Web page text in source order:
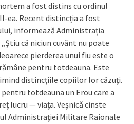
a fost distins cu ordinul
ea. Recent distincția a fost
informează Administrația
că niciun cuvânt nu poate
pierderea unui fiu este o
pentru totdeauna. Este
distincțiile copiilor lor căzuți.
totdeauna un Erou care a
lucru — viața. Veșnică cinste
Administrației Militare Raionale